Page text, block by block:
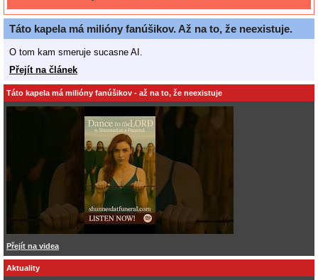
Táto kapela má milióny fanúšikov. Až na to, že neexistuje.
O tom kam smeruje sucasne AI.
Přejít na článek
Táto kapela má milióny fanúšikov - až na to, že neexistuje
Přejít na videa
Aktuality